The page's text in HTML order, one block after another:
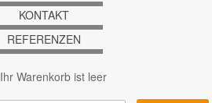
KONTAKT
REFERENZEN
Ihr Warenkorb ist leer